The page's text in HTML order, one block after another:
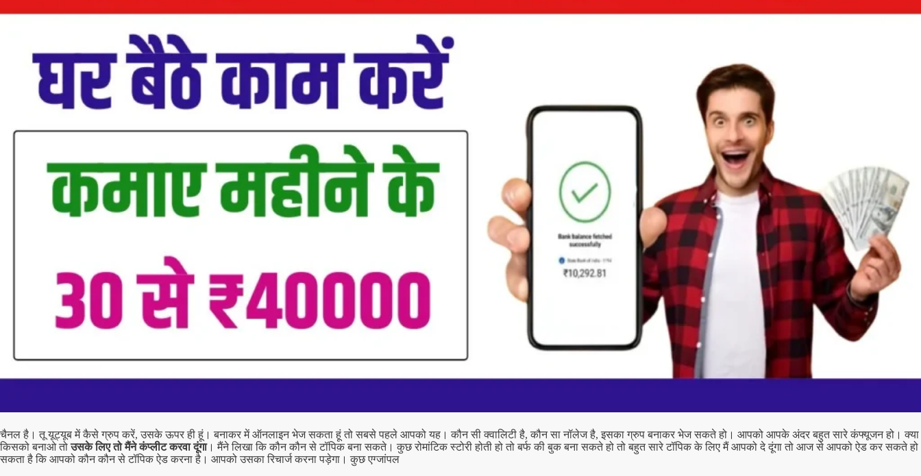
चैनल है। तू यूट्यूब में कैसे ग्रुप करें, उसके ऊपर ही हूं। बनाकर में ऑनलाइन भेज सकता हूं तो सबसे पहले आपको यह। कौन सी क्वालिटी है, कौन सा नॉलेज है, इसका ग्रुप बनाकर भेज सकते हो। आपको आपके अंदर बहुत सारे कंफ्यूजन हो। क्या
किसको बनाओ तोउसके लिए तो मैंने कंप्लीट करवा दूंगा। मैंने लिखा कि कौन कौन से टॉपिक बना सकते। कुछ रोमांटिक स्टोरी होती हो तो बर्फ की बुक बना सकते हो तो बहुत सारे टॉपिक के लिए मैं आपको दे दूंगा तो आज से आपको ऐड कर सकते हो
सकता है कि आपको कौन कौन से टॉपिक ऐड करना है। आपको उसका रिचार्ज करना पड़ेगा। कुछ एग्जांपल